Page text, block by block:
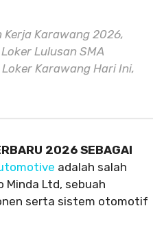
Karawang 2026,
Lulusan SMA
Karawang Hari Ini,
2026 SEBAGAI
adalah salah
Minda Ltd, sebuah
serta sistem otomotif